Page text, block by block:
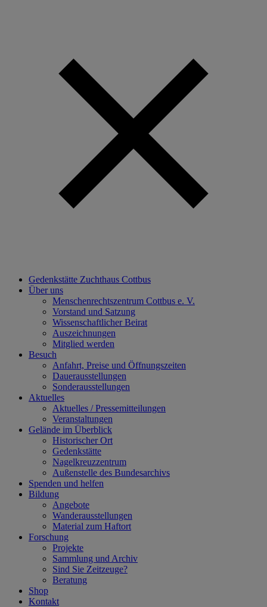
Gedenkstätte Zuchthaus Cottbus
Über uns
Menschenrechtszentrum Cottbus e. V.
Vorstand und Satzung
Wissenschaftlicher Beirat
Auszeichnungen
Mitglied werden
Besuch
Anfahrt, Preise und Öffnungszeiten
Dauerausstellungen
Sonderausstellungen
Aktuelles
Aktuelles / Pressemitteilungen
Veranstaltungen
Gelände im Überblick
Historischer Ort
Gedenkstätte
Nagelkreuzzentrum
Außenstelle des Bundesarchivs
Spenden und helfen
Bildung
Angebote
Wanderausstellungen
Material zum Haftort
Forschung
Projekte
Sammlung und Archiv
Sind Sie Zeitzeuge?
Beratung
Shop
Kontakt